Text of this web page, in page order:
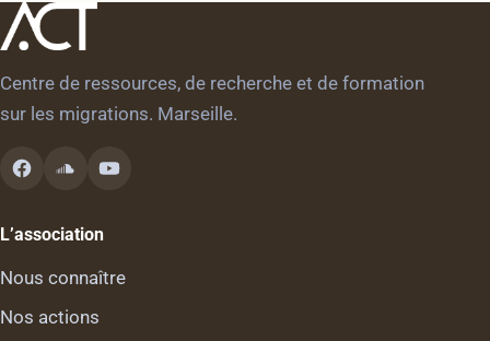
Centre de ressources, de recherche et de formation
sur les migrations. Marseille.
L’association
Nous connaître
Nos actions